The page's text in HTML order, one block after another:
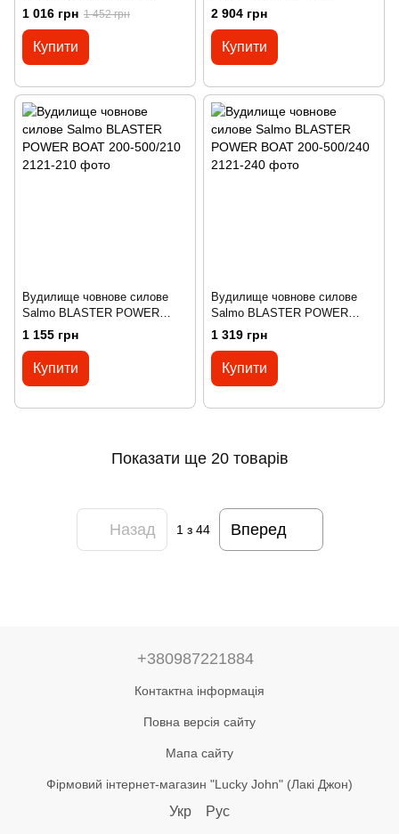
1 016 грн 1 452 грн
Купити
3.50lb/3.60
2 904 грн
Купити
Вудилище човнове силове
Salmo BLASTER POWER
BOAT 200-500/210
1 155 грн
Купити
Вудилище човнове силове
Salmo BLASTER POWER
BOAT 200-500/240
1 319 грн
Купити
Показати ще 20 товарів
Назад 1з 44 Вперед
+380987221884
Контактна інформація
Повна версія сайту
Мапа сайту
Фірмовий інтернет-магазин "Lucky John" (Лакі Джон)
Укр Рус